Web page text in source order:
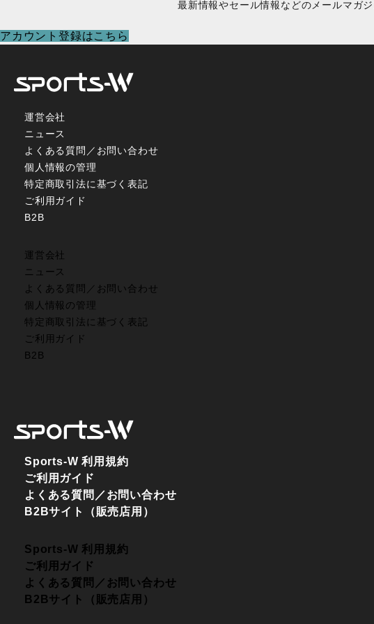
最新情報やセール情報などのメールマガ
アカウント登録はこちら
運営会社
ニュース
よくある質問／お問い合わせ
個人情報の管理
特定商取引法に基づく表記
ご利用ガイド
B2B
運営会社
ニュース
よくある質問／お問い合わせ
個人情報の管理
特定商取引法に基づく表記
ご利用ガイド
B2B
Sports-W 利用規約
ご利用ガイド
よくある質問／お問い合わせ
B2Bサイト（販売店用）
Sports-W 利用規約
ご利用ガイド
よくある質問／お問い合わせ
B2Bサイト（販売店用）